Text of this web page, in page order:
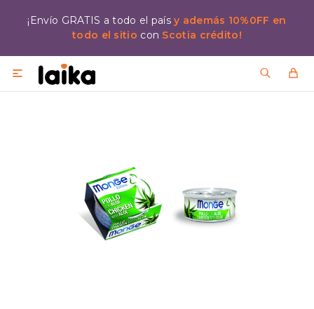
¡Envío GRATIS a todo el paísy además 10%0FF en
todo el sitio con Scotia crédito!
